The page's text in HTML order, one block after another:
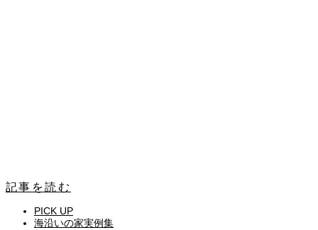
記事を読む
PICK UP
海沿いの家実例集